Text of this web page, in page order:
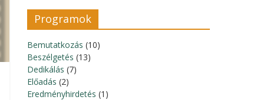
Programok
Bemutatkozás (10)
Beszélgetés (13)
Dedikálás (7)
Előadás (2)
Eredményhirdetés (1)